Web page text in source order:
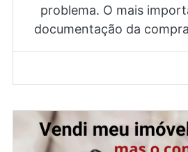
problema. O mais
documentação da